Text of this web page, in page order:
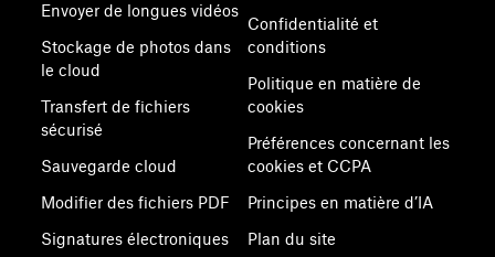
Envoyer de longues vidéos
Stockage de photos dans
le cloud
Transfert de fichiers
sécurisé
Sauvegarde cloud
Modifier des fichiers PDF
Signatures électroniques
Confidentialité et
conditions
Politique en matière de
cookies
Préférences concernant les
cookies et CCPA
Principes en matière d’IA
Plan du site